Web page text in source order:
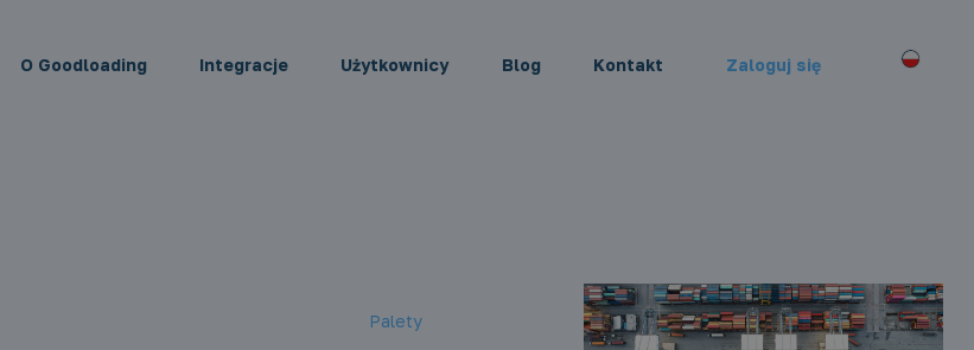
O Goodloading Integracje Użytkownicy Blog Kontakt Zaloguj się
Palety